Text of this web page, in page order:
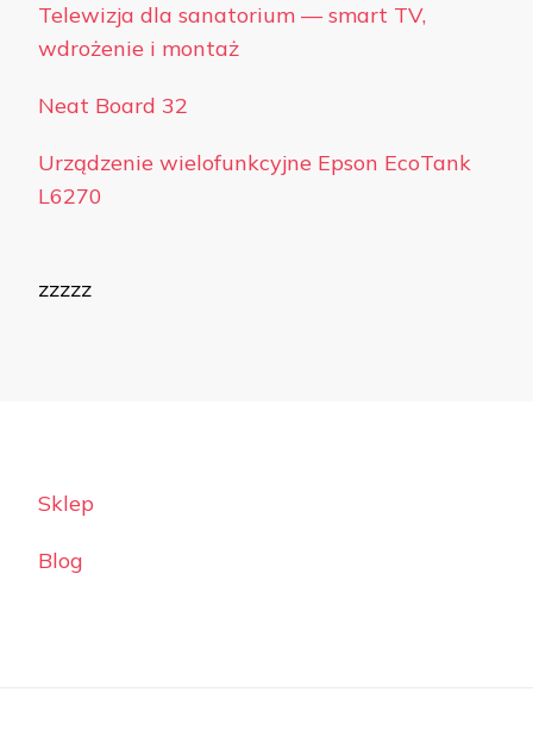
Telewizja dla sanatorium — smart TV,
wdrożenie i montaż
Neat Board 32
Urządzenie wielofunkcyjne Epson EcoTank
L6270
zzzzz
Sklep
Blog